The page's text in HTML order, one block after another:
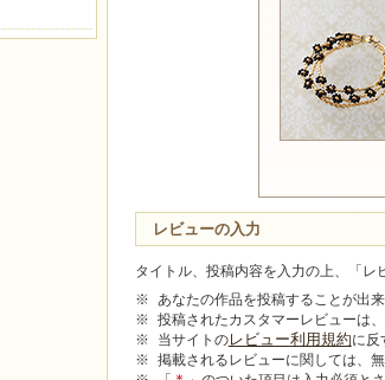
レビューの入力
タイトル、投稿内容を入力の上、「レ
※
あなたの作品を投稿することが出来
※ 投稿されたカスタマーレビューは
※
当サイトのレビュー利用規約に反
※ 掲載されるレビューに関しては、